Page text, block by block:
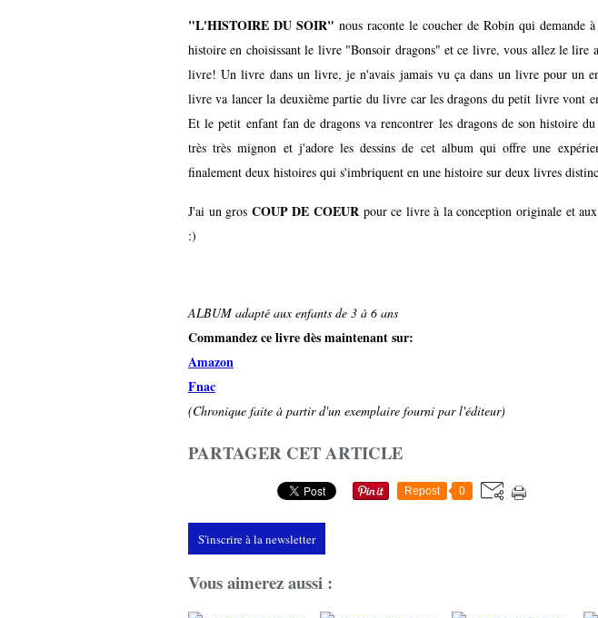
"L'HISTOIRE DU SOIR" nous raconte le coucher de Robin qui demande
histoire en choisissant le livre "Bonsoir dragons" et ce livre, vous allez le lire
livre! Un livre dans un livre, je n'avais jamais vu ça dans un livre pour un
livre va lancer la deuxième partie du livre car les dragons du petit livre vont
Et le petit enfant fan de dragons va rencontrer les dragons de son histoire
très très mignon et j'adore les dessins de cet album qui offre une
finalement deux histoires qui s'imbriquent en une histoire sur deux livres
J'ai un gros COUP DE COEURpour ce livre à la conception originale et
:)
ALBUM adapté aux enfants de 3 à 6 ans
Commandez ce livre dès maintenant sur:
Amazon
Fnac
(Chronique faite à partir d'un exemplaire fourni par l'éditeur)
PARTAGER CET ARTICLE
Repost 0
S'inscrire à la newsletter
Vous aimerez aussi :